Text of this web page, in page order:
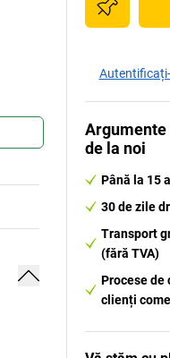
Argumente
de la noi
Până la 15
30 de zile
Transport
(fără TVA)
Procese de
clienți